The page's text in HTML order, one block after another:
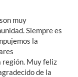
muy
Siempre es
la
región. Muy feliz
de la